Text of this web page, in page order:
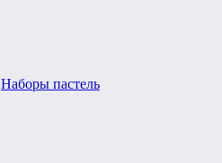
Наборы пастель